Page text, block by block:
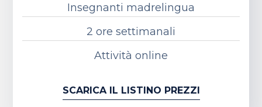
Insegnanti madrelingua
2 ore settimanali
Attività online
SCARICA IL LISTINO PREZZI